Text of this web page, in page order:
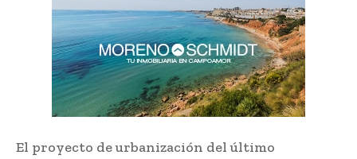
El proyecto de urbanización del último